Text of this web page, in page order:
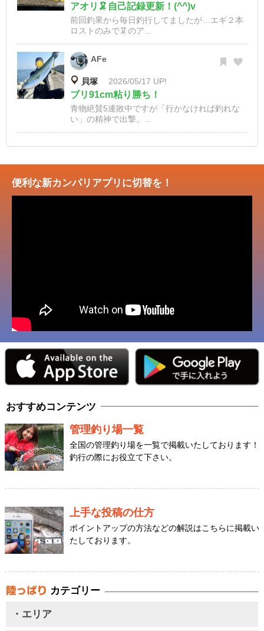
アオリ🦑自己記録更新！(^^)v
前回釣果から毎日釣行してましたが…エギ２本
ロストのみで🦑のア...
AFe
貝塚 2026/05/17 UP!
ブリ91cm粘り勝ち！
青物絶賛5連敗中ですが「行かなければ釣れな
い」の精神で出撃。...
便利な新カンパリアプリに切替を！
おすすめコンテンツ
管理釣り場一覧
全国の管理釣り場を一覧で掲載いたしております！
釣行の際にお役立て下さい。
上手な投稿の仕方
ポイントアップの方法などの解説はこちらに掲載い
たしております。
カテゴリー
・エリア